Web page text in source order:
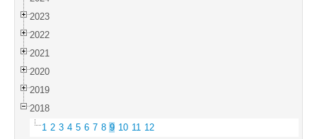
2023
2022
2021
2020
2019
2018
1 2 3 4 5 6 7 8 9 10 11 12